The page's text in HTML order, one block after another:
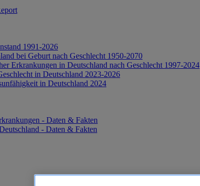
1991-2026
bei Geburt nach Geschlecht 1950-2070
Erkrankungen in Deutschland nach Geschlecht 1997-2024
in Deutschland 2023-2026
in Deutschland 2024
- Daten & Fakten
- Daten & Fakten